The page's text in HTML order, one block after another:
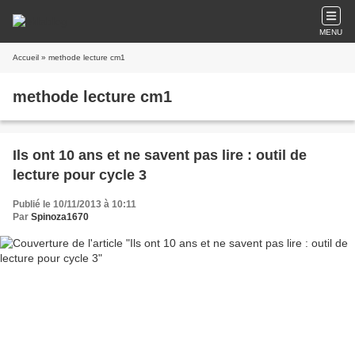
MENU
Accueil » methode lecture cm1
methode lecture cm1
Ils ont 10 ans et ne savent pas lire : outil de
lecture pour cycle 3
Publié le 10/11/2013 à 10:11
Par Spinoza1670